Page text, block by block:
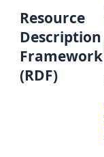
Resource
Description
Framework
(RDF)